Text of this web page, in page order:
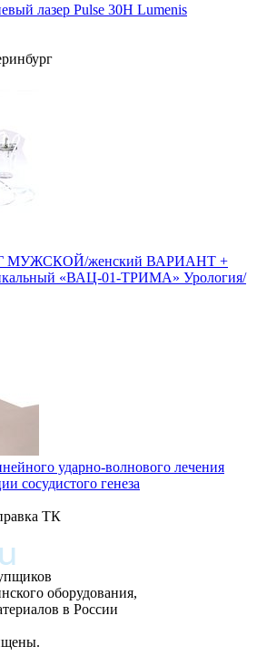
лазер Pulse 30H Lumenis
женский ВАРИАНТ +
«ВАЦ-01-ТРИМА» Урология/
ударно-волнового лечения
сосудистого генеза
ТК
оборудования,
в России